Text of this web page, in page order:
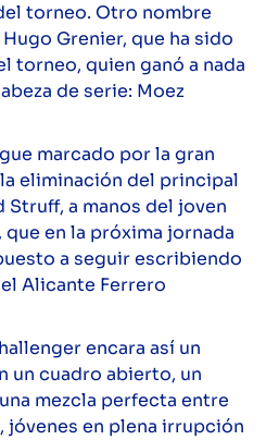
torneo. Otro nombre
Grenier, que ha sido
torneo, quien ganó a nada
de serie: Moez
marcado por la gran
eliminación del principal
a manos del joven
en la próxima jornada
a seguir escribiendo
Alicante Ferrero
encara así un
un cuadro abierto, un
mezcla perfecta entre
jóvenes en plena irrupción